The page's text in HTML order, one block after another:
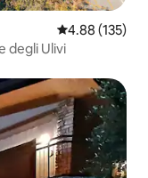
Calificación
4.88 (135)
degli Ulivi